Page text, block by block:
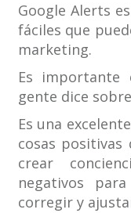
Google Alerts
fáciles que
marketing.
Es
gente dice
Es una
cosas positivas
crear
negativos
corregir y